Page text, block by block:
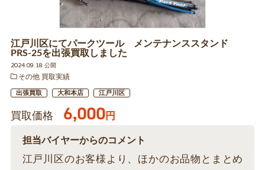
江戸川区にてパークツール メンテナンススタンド
PRS-25を出張買取しました
2024.09.18 公開
その他 買取実績
出張買取 大和本店 江戸川区
買取価格 6,000円
担当バイヤーからのコメント
江戸川区のお客様より、ほかのお品物とまとめ